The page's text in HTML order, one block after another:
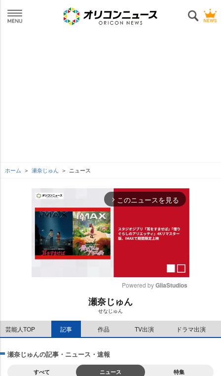
ホーム 瀬奈じゅん ニュース
arrow_forward_ios このニュースを見る
Powered by GliaStudios
瀬奈じゅん
せなじゅん
芸能人TOP 記事 作品 TV出演 ドラマ出演
瀬奈じゅんの記事・ニュース・速報
すべて ニュース 特集